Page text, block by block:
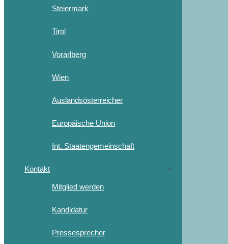
Steiermark
Tirol
Vorarlberg
Wien
Auslandsösterreicher
Europäische Union
Int. Staatengemeinschaft
Kontakt
Mitglied werden
Kandidatur
Pressesprecher